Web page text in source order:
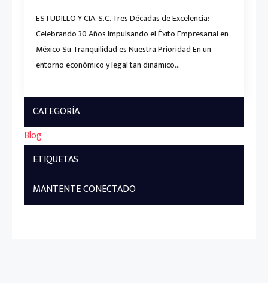
ESTUDILLO Y CIA, S.C. Tres Décadas de Excelencia:
Celebrando 30 Años Impulsando el Éxito Empresarial en
México Su Tranquilidad es Nuestra Prioridad En un
entorno económico y legal tan dinámico…
CATEGORÍA
Blog
ETIQUETAS
MANTENTE CONECTADO